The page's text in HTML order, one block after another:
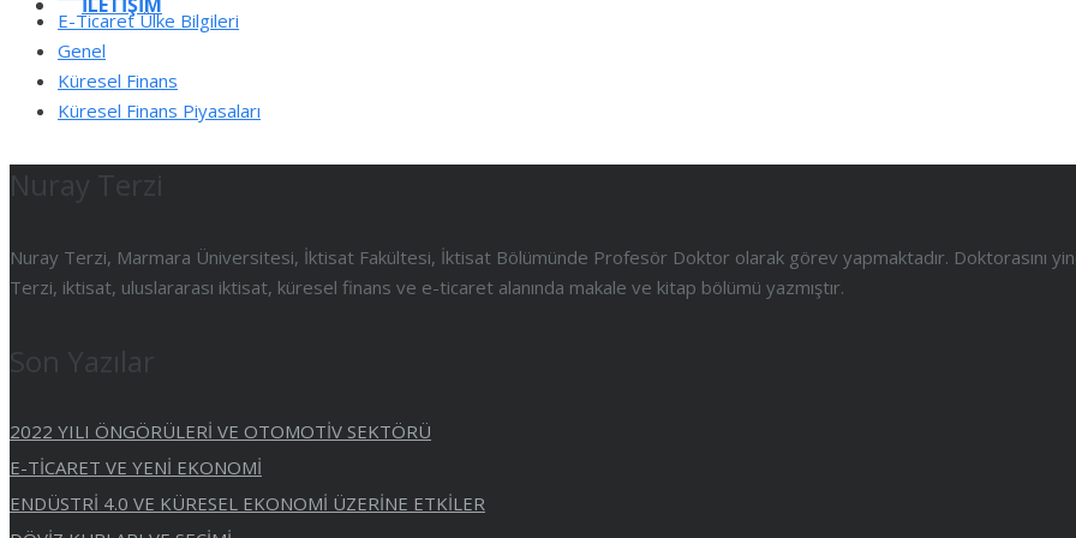
E-Ticaret Ülke Bilgileri
Genel
Küresel Finans
Küresel Finans Piyasaları
Nuray Terzi, Marmara Üniversitesi, İktisat Fakültesi, İktisat Bölümünde Profesör Doktor olarak görev yapmaktadır. Doktorasını
Terzi, iktisat, uluslararası iktisat, küresel finans ve e-ticaret alanında makale ve kitap bölümü yazmıştır.
2022 YILI ÖNGÖRÜLERİ VE OTOMOTİV SEKTÖRÜ
E-TİCARET VE YENİ EKONOMİ
ENDÜSTRİ 4.0 VE KÜRESEL EKONOMİ ÜZERİNE ETKİLER